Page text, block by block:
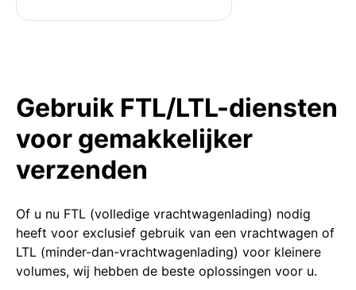
Gebruik FTL/LTL-diensten
voor gemakkelijker
verzenden
Of u nu FTL (volledige vrachtwagenlading) nodig
heeft voor exclusief gebruik van een vrachtwagen of
LTL (minder-dan-vrachtwagenlading) voor kleinere
volumes, wij hebben de beste oplossingen voor u.